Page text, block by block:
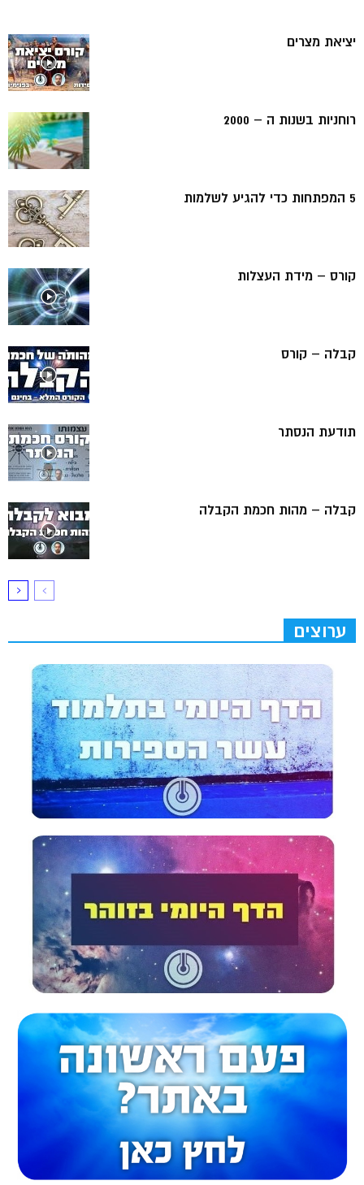
יציאת מצרים
רוחניות בשנות ה – 2000
5 המפתחות כדי להגיע לשלמות
קורס – מידת העצלות
קבלה – קורס
תודעת הנסתר
קבלה – מהות חכמת הקבלה
ערוצים